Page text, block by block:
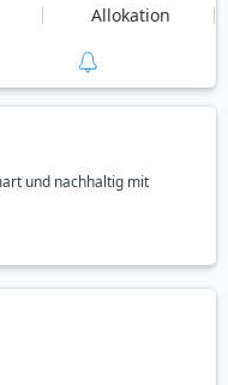
Allokation
und nachhaltig mit